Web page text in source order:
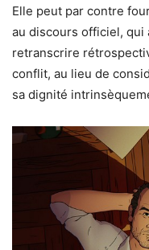
Elle peut par contre
au discours officiel, qui
retranscrire
conflit, au lieu de
sa dignité